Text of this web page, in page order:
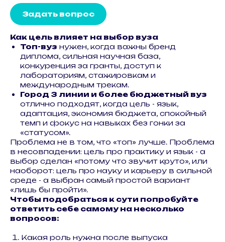
Задать вопрос
Как цель влияет на выбор вуза
Топ-вуз нужен, когда важны бренд
диплома, сильная научная база,
конкуренция за гранты, доступ к
лабораториям, стажировкам и
международным трекам.
Город 3 линии и более бюджетный вуз
отлично подходят, когда цель - язык,
адаптация, экономия бюджета, спокойный
темп и фокус на навыках без гонки за
«статусом».
Проблема не в том, что «топ» лучше. Проблема
в несовпадении: цель про практику и язык - а
выбор сделан «потому что звучит круто», или
наоборот: цель про науку и карьеру в сильной
среде - а выбран самый простой вариант
«лишь бы пройти».
Чтобы подобраться к сути попробуйте
ответить себе самому на несколько
вопросов:
Какая роль нужна после выпуска